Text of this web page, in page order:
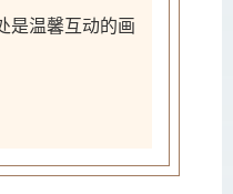
是温馨互动的画